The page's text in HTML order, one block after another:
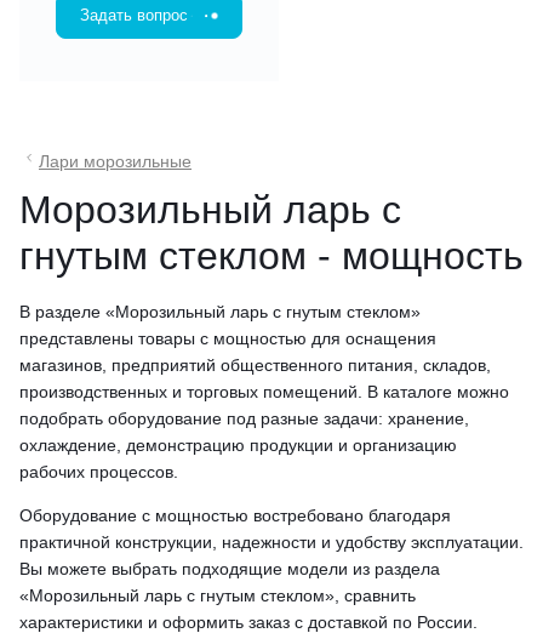
Задать вопрос
Лари морозильные
Морозильный ларь с
гнутым стеклом - мощность
В разделе «Морозильный ларь с гнутым стеклом»
представлены товары с мощностью для оснащения
магазинов, предприятий общественного питания, складов,
производственных и торговых помещений. В каталоге можно
подобрать оборудование под разные задачи: хранение,
охлаждение, демонстрацию продукции и организацию
рабочих процессов.
Оборудование с мощностью востребовано благодаря
практичной конструкции, надежности и удобству эксплуатации.
Вы можете выбрать подходящие модели из раздела
«Морозильный ларь с гнутым стеклом», сравнить
характеристики и оформить заказ с доставкой по России.